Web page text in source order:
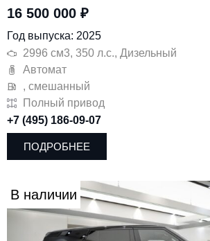
16 500 000 ₽
Год выпуска: 2025
2996 см3, 350 л.с., Дизельный
Автомат
, смешанный
Полный привод
+7 (495) 186-09-07
ПОДРОБНЕЕ
В наличии